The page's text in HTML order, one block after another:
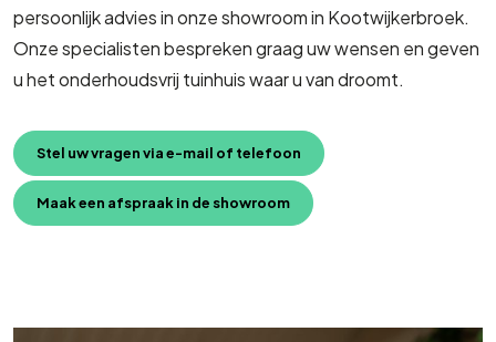
persoonlijk advies in onze showroom in Kootwijkerbroek.
Onze specialisten bespreken graag uw wensen en geven
u het onderhoudsvrij tuinhuis waar u van droomt.
Stel uw vragen via e-mail of telefoon
Maak een afspraak in de showroom